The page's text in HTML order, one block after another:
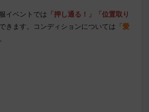
イベントでは 「押し通る！」「位置取り
きます。コンディションについては 「愛